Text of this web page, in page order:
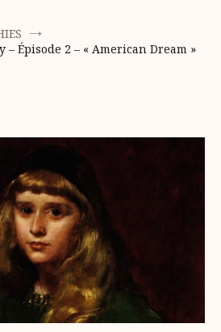
Épisode 2 – « American Dream »